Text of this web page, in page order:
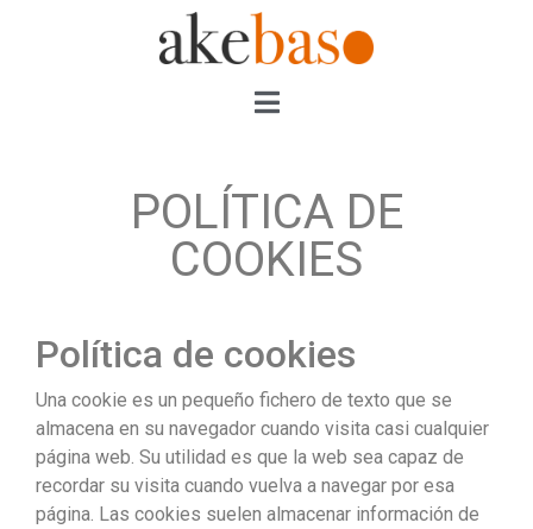
POLÍTICA DE
COOKIES
Política de cookies
Una cookie es un pequeño fichero de texto que se
almacena en su navegador cuando visita casi cualquier
página web. Su utilidad es que la web sea capaz de
recordar su visita cuando vuelva a navegar por esa
página. Las cookies suelen almacenar información de